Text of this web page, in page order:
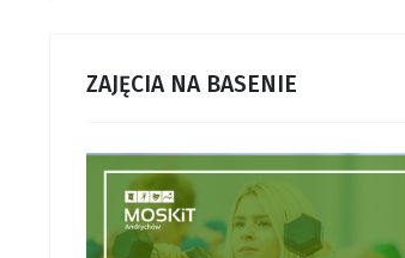
ZAJĘCIA NA BASENIE